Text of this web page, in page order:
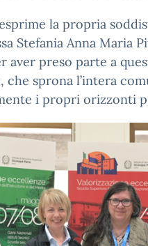
la propria
Stefania Anna Maria
aver preso parte a
che sprona l’intera
i propri orizzonti